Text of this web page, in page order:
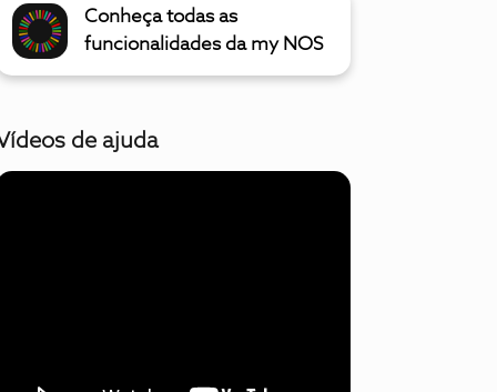
Conheça todas as
funcionalidades da my NOS
de ajuda